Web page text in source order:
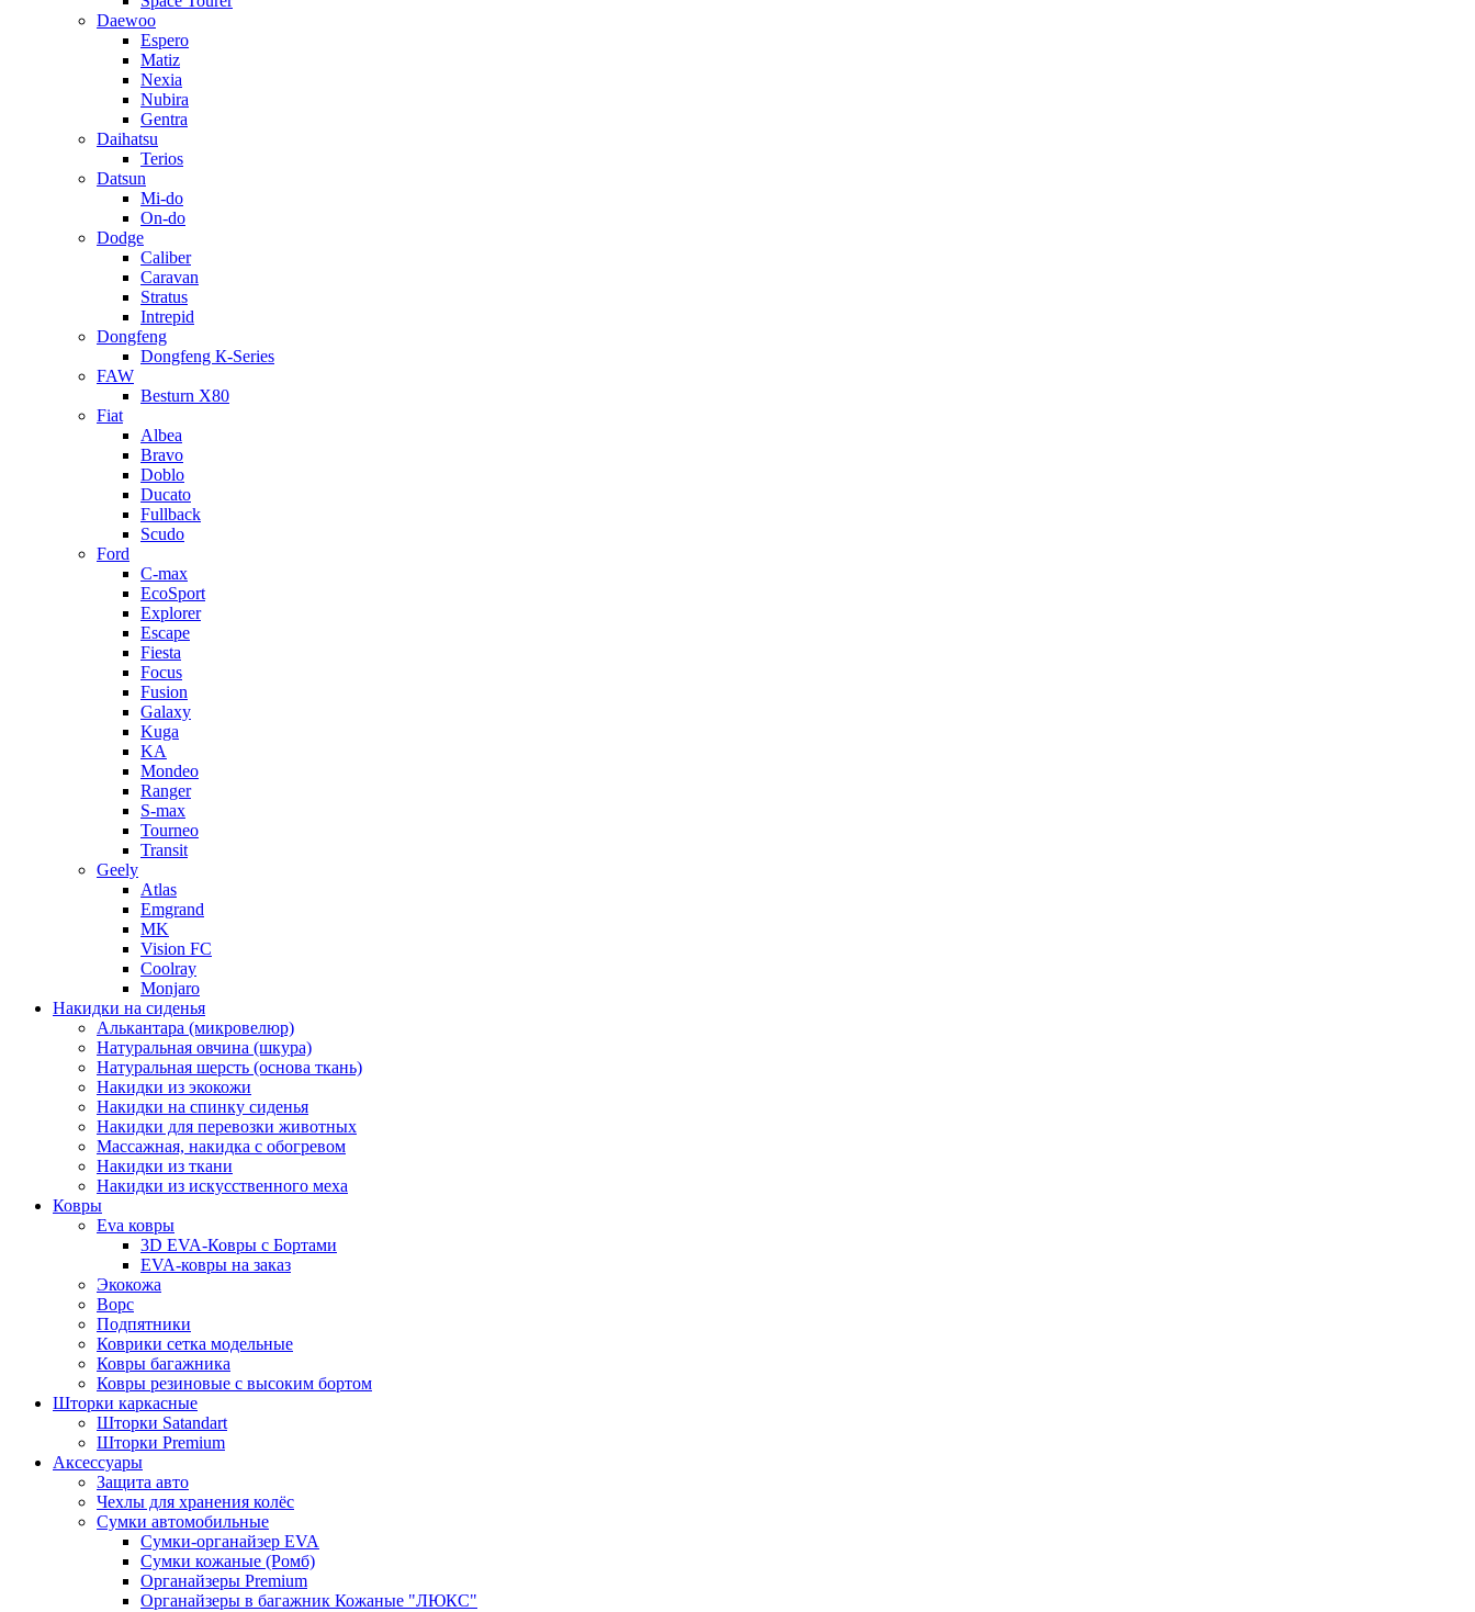
Daewoo
Espero
Matiz
Nexia
Nubira
Gentra
Daihatsu
Terios
Datsun
Mi-do
On-do
Dodge
Caliber
Caravan
Stratus
Intrepid
Dongfeng
Dongfeng К-Series
FAW
Besturn Х80
Fiat
Albea
Bravo
Doblo
Ducato
Fullback
Scudo
Ford
C-max
EcoSport
Explorer
Escape
Fiesta
Focus
Fusion
Galaxy
Kuga
KA
Mondeo
Ranger
S-max
Tourneo
Transit
Geely
Atlas
Emgrand
MK
Vision FC
Coolray
Monjaro
Накидки на сиденья
Алькантара (микровелюр)
Натуральная овчина (шкура)
Натуральная шерсть (основа ткань)
Накидки из экокожи
Накидки на спинку сиденья
Накидки для перевозки животных
Массажная, накидка с обогревом
Накидки из ткани
Накидки из искусственного меха
Ковры
Eva ковры
3D EVA-Ковры с Бортами
EVA-ковры на заказ
Экокожа
Ворс
Подпятники
Коврики сетка модельные
Ковры багажника
Ковры резиновые с высоким бортом
Шторки каркасные
Шторки Satandart
Шторки Premium
Аксессуары
Защита авто
Чехлы для хранения колёс
Сумки автомобильные
Сумки-органайзер EVA
Сумки кожаные (Ромб)
Органайзеры Premium
Органайзеры в багажник Кожаные "ЛЮКС"